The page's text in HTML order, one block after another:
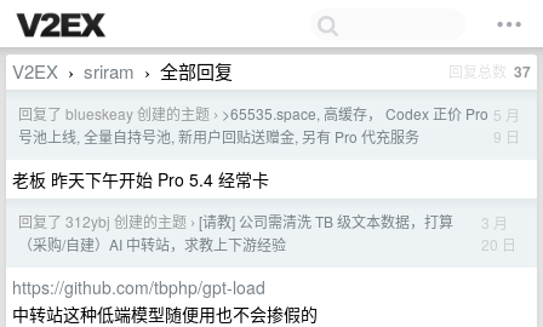
V2EX › sriram › 全部回复 回复总数 37
回复了 blueskeay 创建的主题 › >65535.space, 高缓存， Codex 正价 Pro
号池上线, 全量自持号池, 新用户回贴送赠金, 另有 Pro 代充服务
5 月
9 日
老板 昨天下午开始 Pro 5.4 经常卡
回复了 312ybj 创建的主题 › [请教] 公司需清洗 TB 级文本数据，打算
（采购/自建）AI 中转站，求教上下游经验
3 月
20 日
https://github.com/tbphp/gpt-load
中转站这种低端模型随便用也不会掺假的